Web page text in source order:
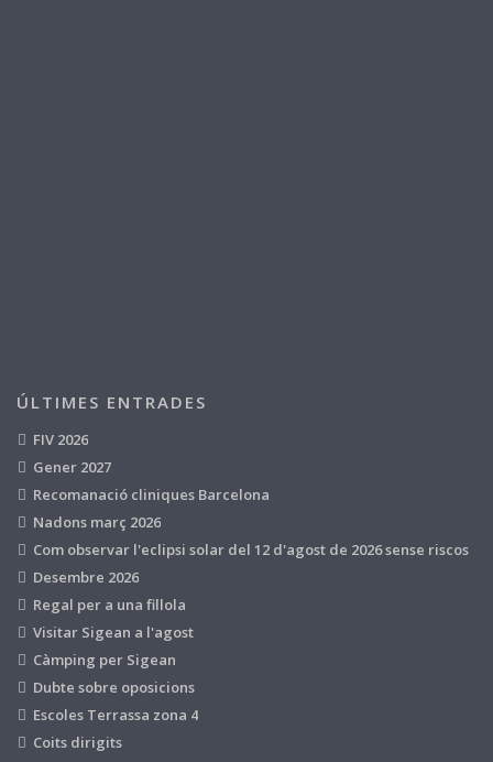
ÚLTIMES ENTRADES
FIV 2026
Gener 2027
Recomanació cliniques Barcelona
Nadons març 2026
Com observar l'eclipsi solar del 12 d'agost de 2026 sense riscos
Desembre 2026
Regal per a una fillola
Visitar Sigean a l'agost
Càmping per Sigean
Dubte sobre oposicions
Escoles Terrassa zona 4
Coits dirigits